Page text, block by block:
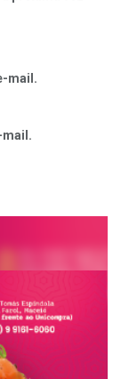
mail.
mail.